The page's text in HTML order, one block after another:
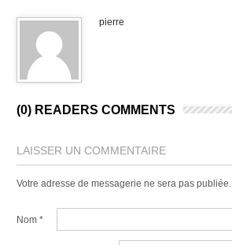
pierre
(0) READERS COMMENTS
LAISSER UN COMMENTAIRE
Votre adresse de messagerie ne sera pas publiée.
Nom *